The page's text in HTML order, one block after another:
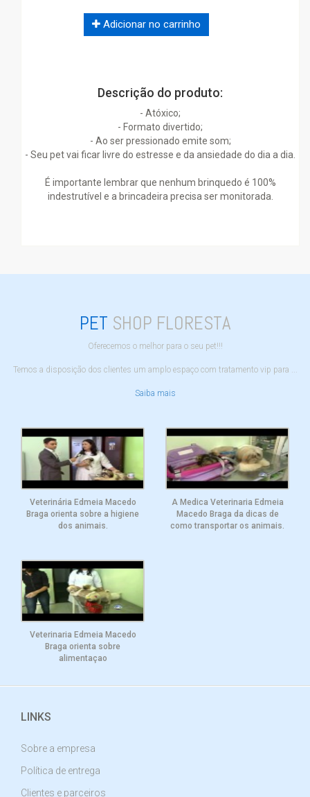
Adicionar no carrinho
Descrição do produto:
- Atóxico;
- Formato divertido;
- Ao ser pressionado emite som;
- Seu pet vai ficar livre do estresse e da ansiedade do dia a dia.
É importante lembrar que nenhum brinquedo é 100%
indestrutível e a brincadeira precisa ser monitorada.
PET SHOP FLORESTA
Oferecemos o melhor para o seu pet!!!
Temos a disposição dos clientes um amplo espaço com tratamento vip para ...
Saiba mais
Veterinária Edmeia Macedo
Braga orienta sobre a higiene
dos animais.
A Medica Veterinaria Edmeia
Macedo Braga da dicas de
como transportar os animais.
Veterinaria Edmeia Macedo
Braga orienta sobre
alimentaçao
LINKS
Sobre a empresa
Política de entrega
Clientes e parceiros